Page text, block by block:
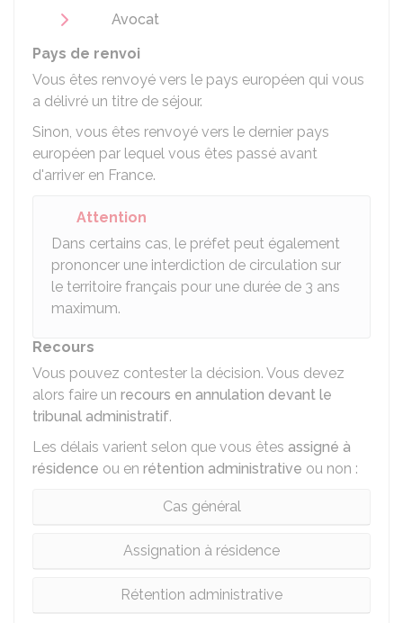
Avocat
Pays de renvoi
Vous êtes renvoyé vers le pays européen qui vous
a délivré un titre de séjour.
Sinon, vous êtes renvoyé vers le dernier pays
européen par lequel vous êtes passé avant
d'arriver en France.
Attention
Dans certains cas, le préfet peut également
prononcer une interdiction de circulation sur
le territoire français pour une durée de 3 ans
maximum.
Recours
Vous pouvez contester la décision. Vous devez
alors faire un recours en annulation devant le
tribunal administratif.
Les délais varient selon que vous êtes assigné à
résidence ou en rétention administrative ou non :
Cas général
Assignation à résidence
Rétention administrative